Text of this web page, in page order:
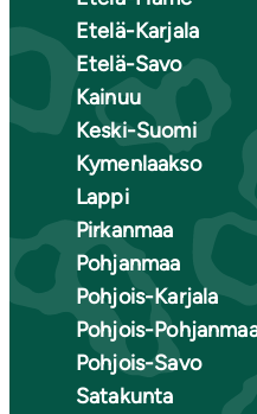
Etelä-Karjala
Etelä-Savo
Kainuu
Keski-Suomi
Kymenlaakso
Lappi
Pirkanmaa
Pohjanmaa
Pohjois-Karjala
Pohjois-
Pohjois-Savo
Satakunta